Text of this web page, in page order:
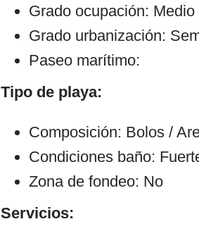
Grado ocupación: Medio
Grado urbanización:
Paseo marítimo:
Tipo de playa:
Composición: Bolos /
Condiciones baño:
Zona de fondeo: No
Servicios: